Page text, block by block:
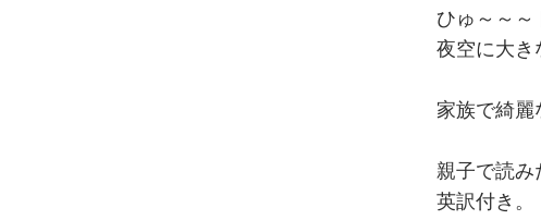
ひゅ～～～
夜空に大き
家族で綺
親子で読み
英訳付き。